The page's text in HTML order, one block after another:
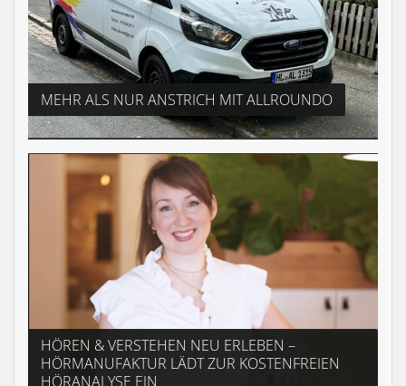
MEHR ALS NUR ANSTRICH MIT ALLROUNDO
HÖREN & VERSTEHEN NEU ERLEBEN –
HÖRMANUFAKTUR LÄDT ZUR KOSTENFREIEN
HÖRANALYSE EIN